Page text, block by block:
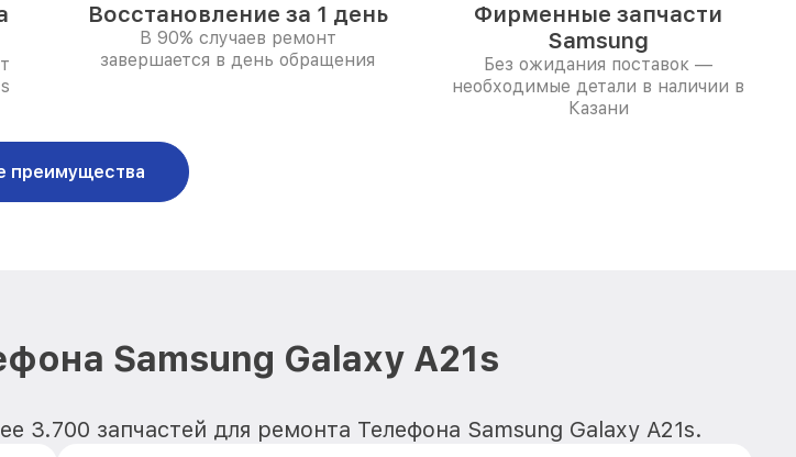
Восстановление за 1 день
В 90% случаев ремонт
завершается в день обращения
Фирменные запчасти
Samsung
Без ожидания поставок —
необходимые детали в наличии в
Казани
преимущества
Samsung Galaxy A21s
3.700 запчастей для ремонта Телефона Samsung Galaxy A21s.